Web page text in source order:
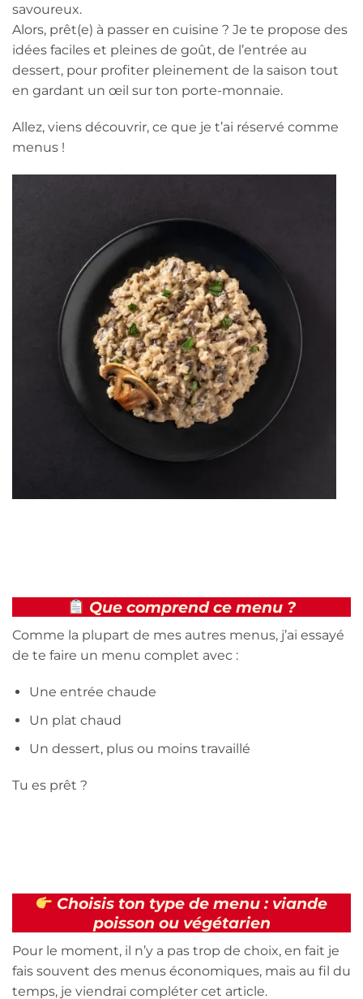
savoureux.
Alors, prêt(e) à passer en cuisine ? Je te propose des
idées faciles et pleines de goût, de l’entrée au
dessert, pour profiter pleinement de la saison tout
en gardant un œil sur ton porte-monnaie.
Allez, viens découvrir, ce que je t’ai réservé comme
menus !
Que comprend ce menu ?
Comme la plupart de mes autres menus, j’ai essayé
de te faire un menu complet avec :
Une entrée chaude
Un plat chaud
Un dessert, plus ou moins travaillé
Tu es prêt ?
Choisis ton type de menu : viande
poisson ou végétarien
Pour le moment, il n’y a pas trop de choix, en fait je
fais souvent des menus économiques, mais au fil du
temps, je viendrai compléter cet article.